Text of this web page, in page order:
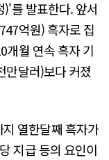
를 발표한다. 앞서
억원) 흑자로 집
개월 연속 흑자 기
만달러)보다 커졌
열한달째 흑자가
지급 등의 요인이